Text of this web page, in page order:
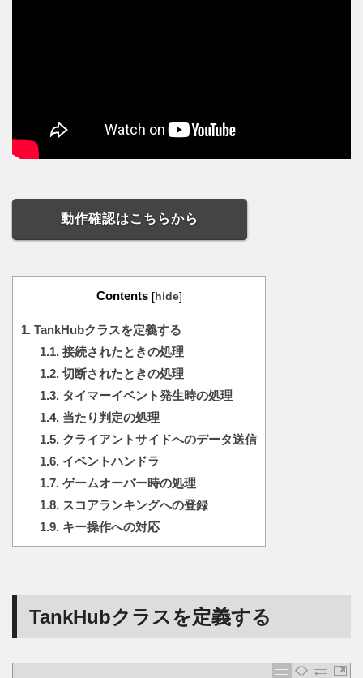
動作確認はこちらから
Contents [hide]
1. TankHubクラスを定義する
1.1.接続されたときの処理
1.2.切断されたときの処理
1.3.タイマーイベント発生時の処理
1.4.当たり判定の処理
1.5.クライアントサイドへのデータ送信
1.6.イベントハンドラ
1.7.ゲームオーバー時の処理
1.8.スコアランキングへの登録
1.9.キー操作への対応
TankHubクラスを定義する